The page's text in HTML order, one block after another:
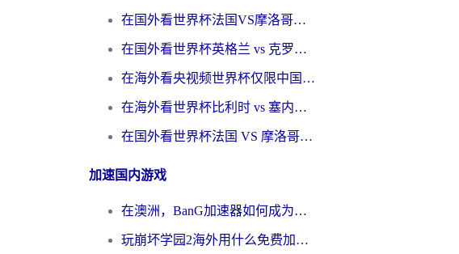
在国外看世界杯法国VS摩洛哥地区限制？这篇指南让你流畅看中文解说无压力
在国外看世界杯英格兰 vs 克罗地亚当前地区不可播放？这篇指南帮你搞定所有海外观赛难题
在海外看央视频世界杯仅限中国大陆？这篇指南帮你解锁中文解说+无卡顿直播
在海外看世界杯比利时 vs 塞内加尔仅限中国大陆？我找到了最流畅的中文解说之路
在国外看世界杯法国 VS 摩洛哥仅限中国大陆？海外党这样看中文解说赛事不卡顿
加速国内游戏
在澳洲，BanG加速器如何成为你国服游戏的“时光机”？
玩崩坏学园2海外用什么免费加速器好？2026海外党亲测国服游戏加速指南